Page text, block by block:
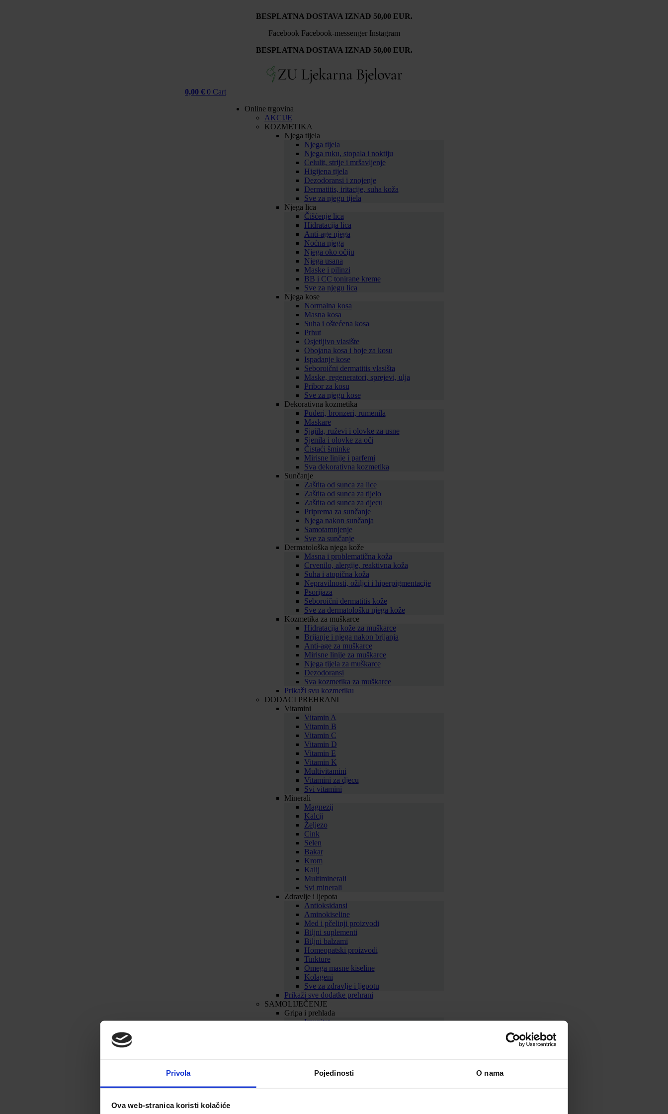
Privola Pojedinosti O nama
Ova web-stranica koristi kolačiće
BESPLATNA DOSTAVA IZNAD 50,00 EUR.
Facebook Facebook-messenger Instagram
BESPLATNA DOSTAVA IZNAD 50,00 EUR.
0,00 € 0 Cart
Online trgovina
AKCIJE
KOZMETIKA
Njega tijela
Njega tijela
Njega ruku, stopala i noktiju
Celulit, strije i mršavljenje
Higijena tijela
Dezodoransi i znojenje
Dermatitis, iritacije, suha koža
Sve za njegu tijela
Njega lica
Čišćenje lica
Hidratacija lica
Anti-age njega
Noćna njega
Njega oko očiju
Njega usana
Maske i pilinzi
BB i CC tonirane kreme
Sve za njegu lica
Njega kose
Normalna kosa
Masna kosa
Suha i oštećena kosa
Prhut
Osjetljivo vlasište
Obojana kosa i boje za kosu
Ispadanje kose
Seboroični dermatitis vlasišta
Maske, regeneratori, sprejevi, ulja
Pribor za kosu
Sve za njegu kose
Dekorativna kozmetika
Puderi, bronzeri, rumenila
Maskare
Sjajila, ruževi i olovke za usne
Sjenila i olovke za oči
Čistaći šminke
Mirisne linije i parfemi
Sva dekorativna kozmetika
Sunčanje
Zaštita od sunca za lice
Zaštita od sunca za tijelo
Zaštita od sunca za djecu
Priprema za sunčanje
Njega nakon sunčanja
Samotamnjenje
Sve za sunčanje
Dermatološka njega kože
Masna i problematična koža
Crvenilo, alergije, reaktivna koža
Suha i atopična koža
Nepravilnosti, ožiljci i hiperpigmentacije
Psorijaza
Seboroični dermatitis kože
Sve za dermatološku njega kože
Kozmetika za muškarce
Hidratacija kože za muškarce
Brijanje i njega nakon brijanja
Anti-age za muškarce
Mirisne linije za muškarce
Njega tijela za muškarce
Dezodoransi
Sva kozmetika za muškarce
Prikaži svu kozmetiku
DODACI PREHRANI
Vitamini
Vitamin A
Vitamin B
Vitamin C
Vitamin D
Vitamin E
Vitamin K
Multivitamini
Vitamini za djecu
Svi vitamini
Minerali
Magnezij
Kalcij
Željezo
Cink
Selen
Bakar
Krom
Kalij
Multiminerali
Svi minerali
Zdravlje i ljepota
Antioksidansi
Aminokiseline
Med i pčelinji proizvodi
Biljni suplementi
Biljni balzami
Homeopatski proizvodi
Tinkture
Omega masne kiseline
Kolageni
Sve za zdravlje i ljepotu
Prikaži sve dodatke prehrani
SAMOLIJEČENJE
Gripa i prehlada
Imunitet
Srce